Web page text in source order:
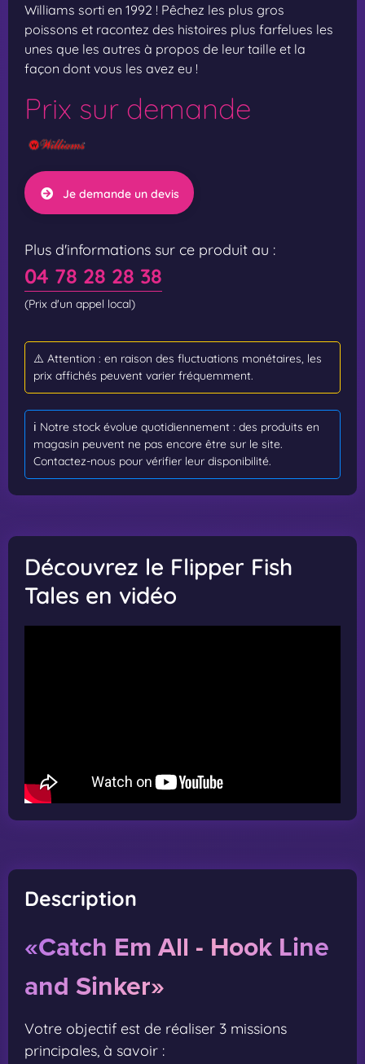
Williams sorti en 1992 ! Pêchez les plus gros
poissons et racontez des histoires plus farfelues les
unes que les autres à propos de leur taille et la
façon dont vous les avez eu !
Prix sur demande
Je demande un devis
Plus d'informations sur ce produit au :
04 78 28 28 38
(Prix d'un appel local)
⚠️ Attention : en raison des fluctuations monétaires, les
prix affichés peuvent varier fréquemment.
ℹ️ Notre stock évolue quotidiennement : des produits en
magasin peuvent ne pas encore être sur le site.
Contactez-nous pour vérifier leur disponibilité.
Découvrez le Flipper Fish
Tales en vidéo
Description
«Catch Em All - Hook Line
and Sinker»
Votre objectif est de réaliser 3 missions
principales, à savoir :